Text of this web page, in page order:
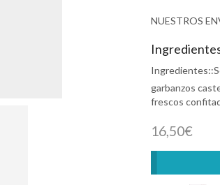
NUESTROS
Ingredientes::
garbanzos
frescos
16,50€